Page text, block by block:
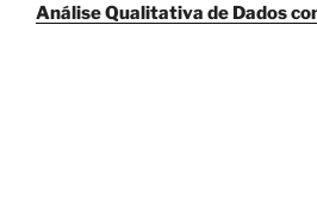
Análise Qualitativa de Dados